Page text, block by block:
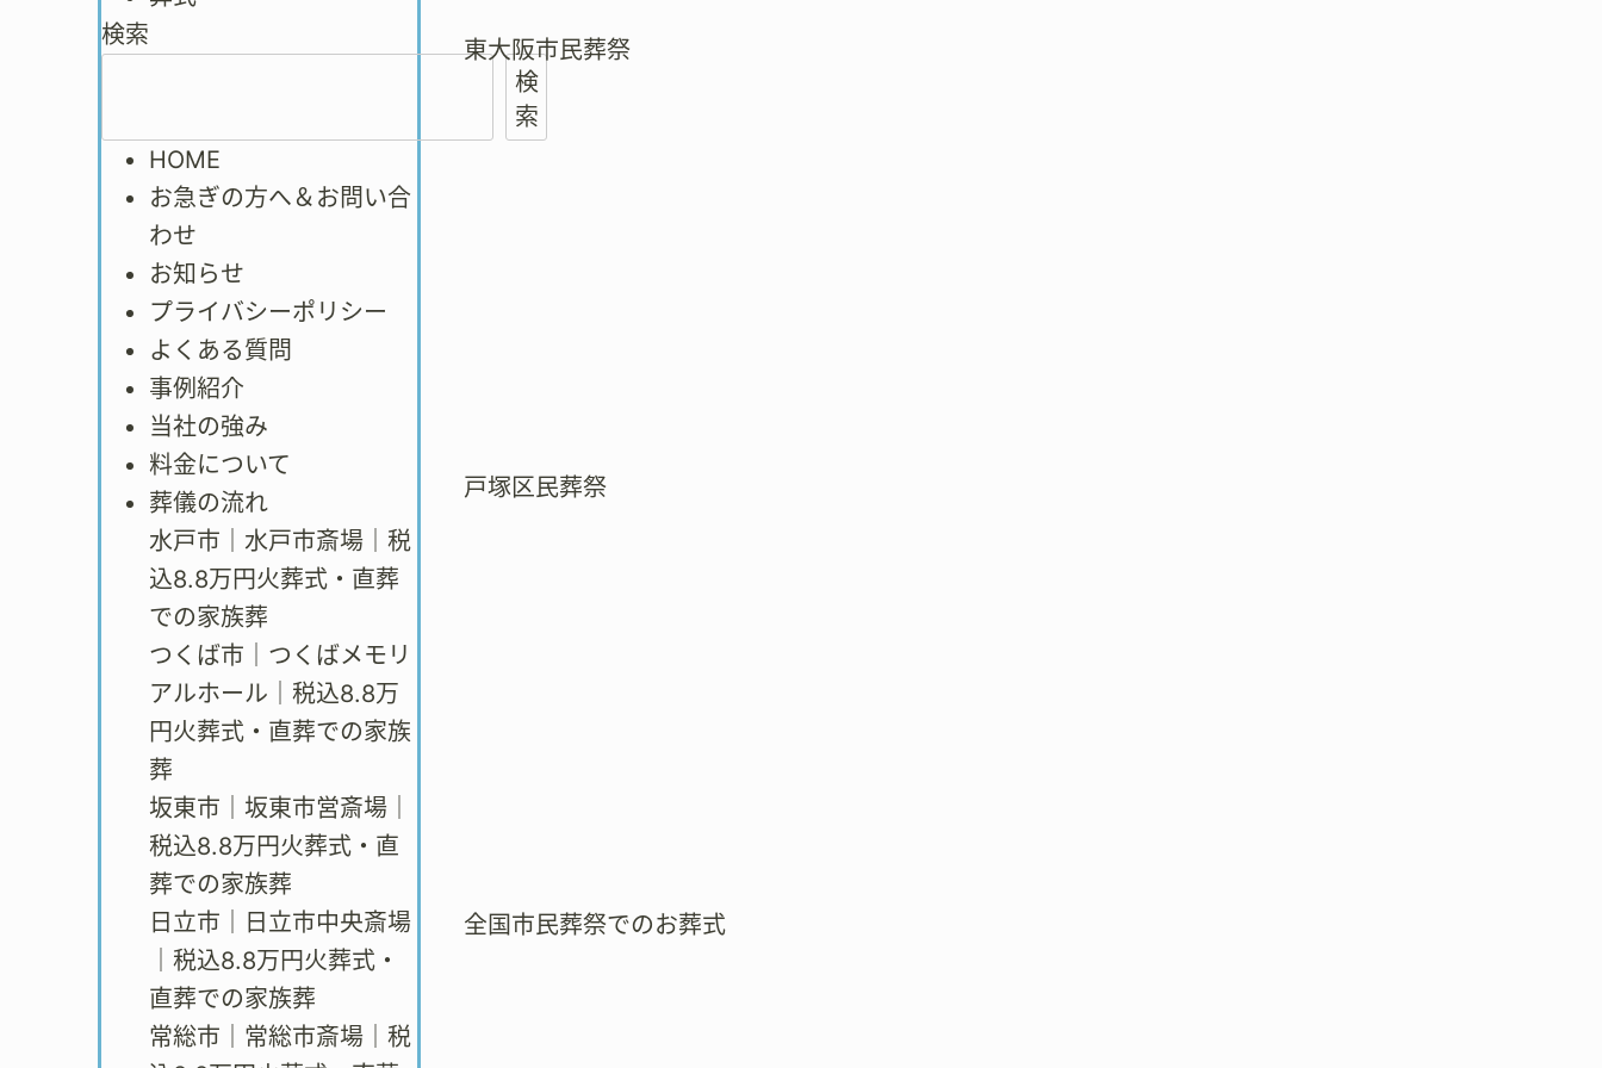
検索
検
索
HOME
お急ぎの方へ＆お問い合
わせ
お知らせ
プライバシーポリシー
よくある質問
事例紹介
当社の強み
料金について
葬儀の流れ
水戸市｜水戸市斎場｜税
込8.8万円火葬式・直葬
での家族葬
つくば市｜つくばメモリ
アルホール｜税込8.8万
円火葬式・直葬での家族
葬
坂東市｜坂東市営斎場｜
税込8.8万円火葬式・直
葬での家族葬
日立市｜日立市中央斎場
｜税込8.8万円火葬式・
直葬での家族葬
常総市｜常総市斎場｜税
東大阪市民葬祭
戸塚区民葬祭
全国市民葬祭でのお葬式